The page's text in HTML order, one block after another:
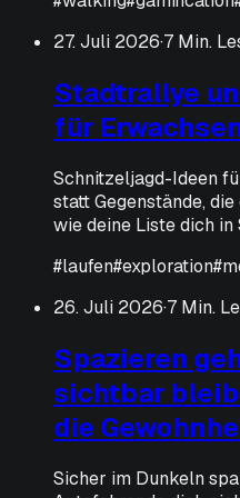
27. Juli 2026·7 Min.
Stadtrallye
für
Schnitzeljagd-Ideen
statt Gegenstände,
wie deine Liste dich in
#laufen#exploration#
26. Juli 2026·7 Min.
Spazieren
sichtbar
die
Sicher im Dunkeln